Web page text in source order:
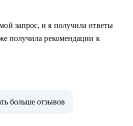
запрос, и я получила ответы
получила рекомендации к
больше отзывов